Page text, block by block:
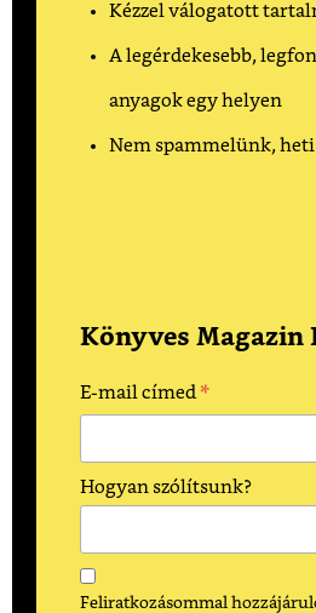
Kézzel válogatott
A legérdekesebb,
anyagok egy helyen
Nem spammelünk,
Könyves Magazin
E-mail címed *
Hogyan szólítsunk?
Feliratkozásommal